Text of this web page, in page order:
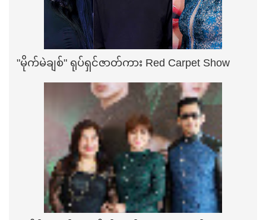
"မိုက်မဲချစ်" ရုပ်ရှင်ဇာတ်ကား Red Carpet Show